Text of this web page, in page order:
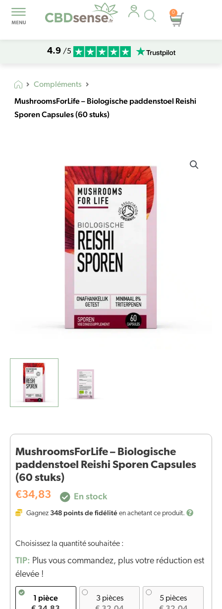
Recherche
de
produits
0
Panier
4.9 /5
Compléments
MushroomsForLife – Biologische paddenstoel Reishi
Sporen Capsules (60 stuks)
MushroomsForLife – Biologische
paddenstoel Reishi Sporen Capsules
(60 stuks)
€34,83 En stock
Gagnez 348points de fidélité en achetant ce produit.
Choisissez la quantité souhaitée :
TIP: Plus vous commandez, plus votre réduction est
élevée !
1 pièce
3 pièces 5 pièces
MushroomsForLife